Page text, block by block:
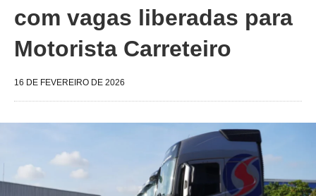
com vagas liberadas para
Motorista Carreteiro
16 DE FEVEREIRO DE 2026